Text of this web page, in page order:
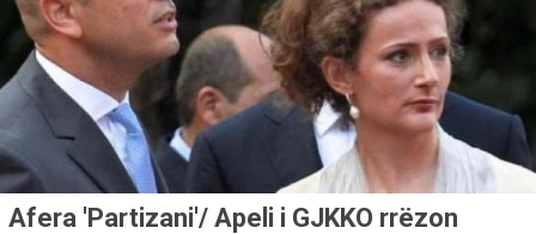
Afera 'Partizani'/ Apeli i GJKKO rrëzon